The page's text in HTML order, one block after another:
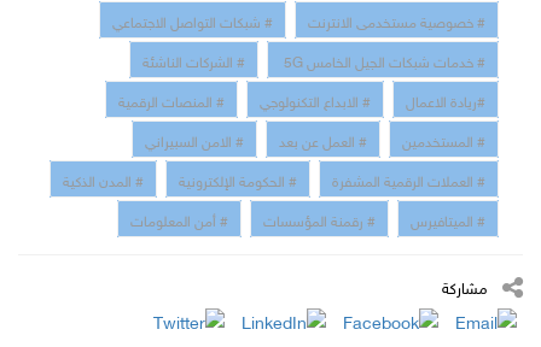
# خصوصية مستخدمى الانترنت
# شبكات التواصل الاجتماعي
# خدمات شبكات الجيل الخامس 5G
# الشركات الناشئة
#ريادة الاعمال
# الابداع التكنولوجي
# المنصات الرقمية
# المستخدمين
# العمل عن بعد
# الامن السبيراني
# العملات الرقمية المشفرة
# الحكومة الإلكترونية
# المدن الذكية
# الميتافيرس
# رقمنة المؤسسات # أمن المعلومات
مشاركة